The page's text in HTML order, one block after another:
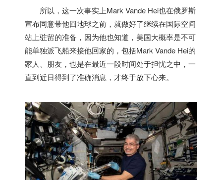
所以，这一次事实上Mark Vande Hei也在俄罗斯
宣布同意带他回地球之前，就做好了继续在国际空间
站上驻留的准备，因为他也知道， 美国大概率是不可
能单独派飞船来接他回家的，包括Mark Vande Hei的
家人、朋友，也是在最近一段时间处于担忧之中，一
直到近日得到了准确消息，才终于放下心来。